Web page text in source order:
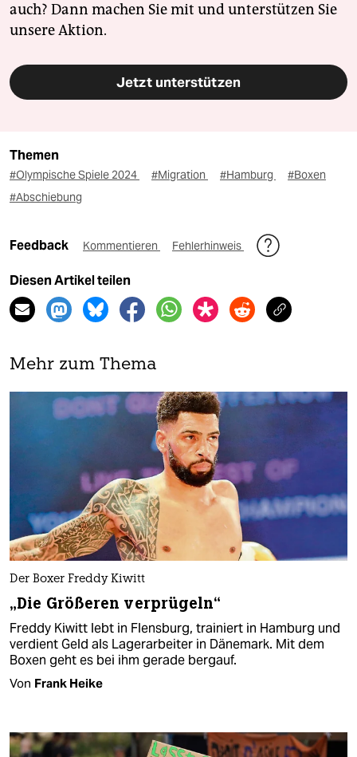
auch? Dann machen Sie mit und unterstützen Sie
unsere Aktion.
Jetzt unterstützen
Themen
#Olympische Spiele 2024 #Migration #Hamburg
#Boxen
#Abschiebung
Feedback Kommentieren Fehlerhinweis
Diesen Artikel teilen
Mehr zum Thema
Der Boxer Freddy Kiwitt
„Die Größeren verprügeln“
Freddy Kiwitt lebt in Flensburg, trainiert in Hamburg und
verdient Geld als Lagerarbeiter in Dänemark. Mit dem
Boxen geht es bei ihm gerade bergauf.
Von Frank Heike